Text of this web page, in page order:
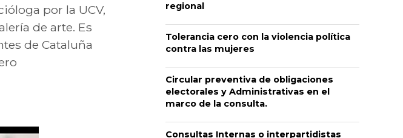
por la UCV,
de arte. Es
de Cataluña
regional
Tolerancia cero con la violencia política
contra las mujeres
Circular preventiva de obligaciones
electorales y Administrativas en el
marco de la consulta.
Consultas Internas o interpartidistas